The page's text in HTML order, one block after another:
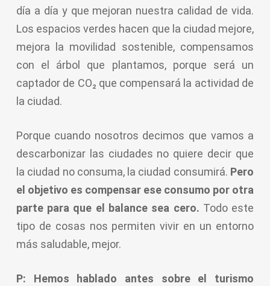
día a día y que mejoran nuestra calidad de vida.
Los espacios verdes hacen que la ciudad mejore,
mejora la movilidad sostenible, compensamos
con el árbol que plantamos, porque será un
captador de CO₂ que compensará la actividad de
la ciudad.
Porque cuando nosotros decimos que vamos a
descarbonizar las ciudades no quiere decir que
la ciudad no consuma, la ciudad consumirá. Pero
el objetivo es compensar ese consumo por otra
parte para que el balance sea cero. Todo este
tipo de cosas nos permiten vivir en un entorno
más saludable, mejor.
P: Hemos hablado antes sobre el turismo